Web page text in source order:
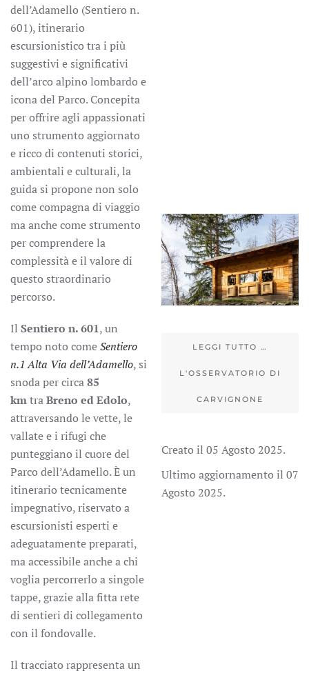
dell’Adamello (Sentiero n.
601), itinerario
escursionistico tra i più
suggestivi e significativi
dell’arco alpino lombardo e
icona del Parco. Concepita
per offrire agli appassionati
uno strumento aggiornato
e ricco di contenuti storici,
ambientali e culturali, la
guida si propone non solo
come compagna di viaggio
ma anche come strumento
per comprendere la
complessità e il valore di
questo straordinario
percorso.
Il Sentiero n. 601, un
tempo noto comeSentiero
n.1 Alta Via dell’Adamello, si
snoda per circa85
kmtraBreno ed Edolo,
attraversando le vette, le
vallate e i rifugi che
punteggiano il cuore del
Parco dell’Adamello. È un
itinerario tecnicamente
impegnativo, riservato a
escursionisti esperti e
adeguatamente preparati,
ma accessibile anche a chi
voglia percorrerlo a singole
tappe, grazie alla fitta rete
di sentieri di collegamento
con il fondovalle.
Il tracciato rappresenta un
LEGGI TUTTO …
L'OSSERVATORIO DI
CARVIGNONE
Creato il 05 Agosto 2025.
Ultimo aggiornamento il 07
Agosto 2025.